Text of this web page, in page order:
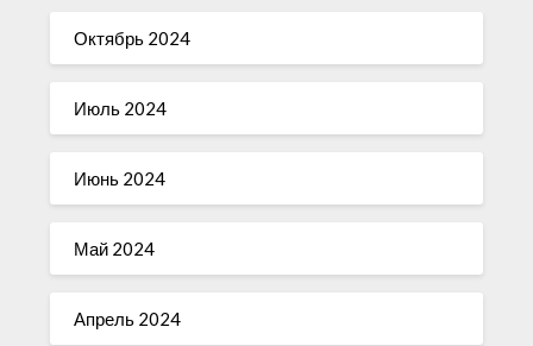
Октябрь 2024
Июль 2024
Июнь 2024
Май 2024
Апрель 2024